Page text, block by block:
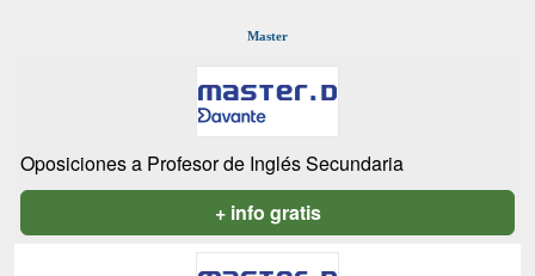
Master
Oposiciones a Profesor de Inglés Secundaria
+ info gratis